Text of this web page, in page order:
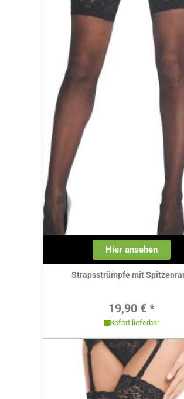
Hier ansehen
Strapsstrümpfe mit
Regulärer
19,90 € *
Sofort lieferbar